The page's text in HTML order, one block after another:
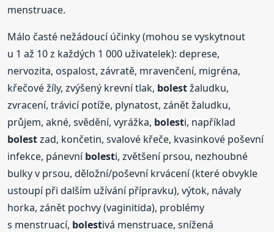
menstruace.
Málo časté nežádoucí účinky (mohou se vyskytnout
u 1 až 10 z každých 1 000 uživatelek): deprese,
nervozita, ospalost, závratě, mravenčení, migréna,
křečové žíly, zvýšený krevní tlak, bolestžaludku,
zvracení, trávicí potíže, plynatost, zánět žaludku,
průjem, akné, svědění, vyrážka, bolesti, například
bolestzad, končetin, svalové křeče, kvasinkové poševní
infekce, pánevníbolesti, zvětšení prsou, nezhoubné
bulky v prsou, děložní/poševní krvácení (které obvykle
ustoupí při dalším užívání přípravku), výtok, návaly
horka, zánět pochvy (vaginitida), problémy
s menstruací, bolestivá menstruace, snížená